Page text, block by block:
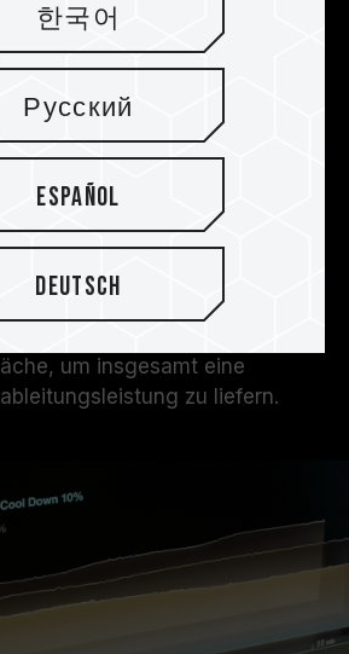
Heatspreader für
DDR5 verwendet eine 2 mm
als Heatspreader, um
zu erhöhen.
außerdem über ein
hoher
um die PMIC-
zu verstärken,
um insgesamt eine
zu liefern.
한국어
Русский
Español
Deutsch